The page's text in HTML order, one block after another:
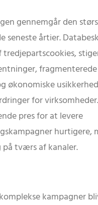
gennemgår den
seneste årtier.
fragmenterede
økonomiske
for
pres for at levere
hurtigere,
på tværs af kanaler.
kampagner